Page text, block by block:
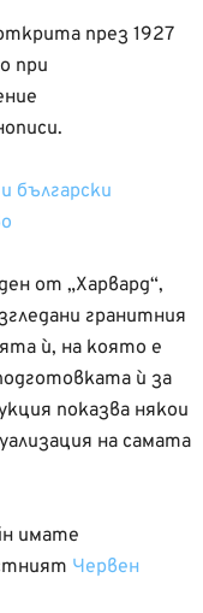
през 1927
при
български
от „Харвард“,
гранитния
ѝ, на която е
ѝ за
показва някои
на самата
имате
Червен